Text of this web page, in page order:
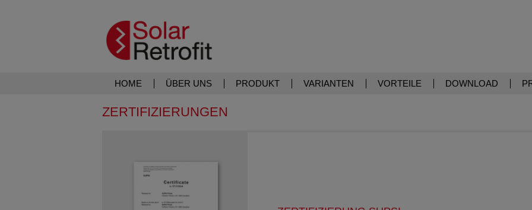
HOME ÜBER UNS PRODUKT VARIANTEN VORTEILE DOWNLOAD
ZERTIFIZIERUNGEN